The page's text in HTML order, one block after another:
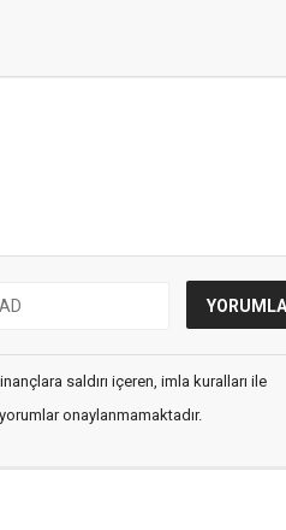
saldırı içeren, imla kuralları ile
onaylanmamaktadır.